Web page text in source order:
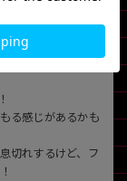
り叶えてくれる…
ム）はちょっと苦
る感じがあるかも
切れするけど、フ